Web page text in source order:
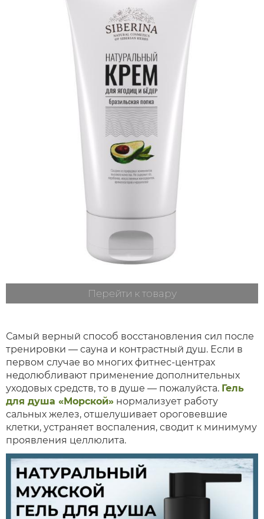
Перейти к товару
Самый верный способ восстановления сил после
тренировки — сауна и контрастный душ. Если в
первом случае во многих фитнес-центрах
недолюбливают применение дополнительных
уходовых средств, то в душе — пожалуйста. Гель
для душа «Морской» нормализует работу
сальных желез, отшелушивает ороговевшие
клетки, устраняет воспаления, сводит к минимуму
проявления целлюлита.